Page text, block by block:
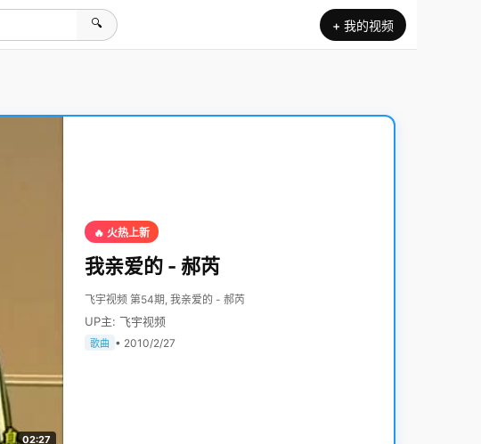
🔍 + 我的视频
02:27
🔥 火热上新
我亲爱的 - 郝芮
飞宇视频 第54期, 我亲爱的 - 郝芮
UP主: 飞宇视频
歌曲 • 2010/2/27